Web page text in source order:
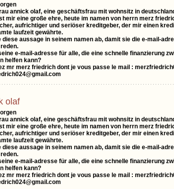
annick olaf, eine geschäftsfrau mit wohnsitz in
mir eine große ehre, heute im namen von herrn merz
aufrichtiger und seriöser kreditgeber, der mir einen
laufzeit gewährte.
diese aussage in seinem namen ab, damit sie die e-mail-
e-mail-adresse für alle, die eine schnelle finanzierung
helfen kann?
mr merz friedrich dont je vous passe le mail :
olaf
annick olaf, eine geschäftsfrau mit wohnsitz in
mir eine große ehre, heute im namen von herrn merz
aufrichtiger und seriöser kreditgeber, der mir einen
laufzeit gewährte.
diese aussage in seinem namen ab, damit sie die e-mail-
e-mail-adresse für alle, die eine schnelle finanzierung
helfen kann?
mr merz friedrich dont je vous passe le mail :